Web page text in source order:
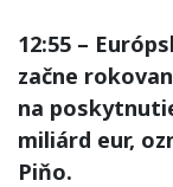
12:55 –
začne
na
miliárd eur,
Piňo.